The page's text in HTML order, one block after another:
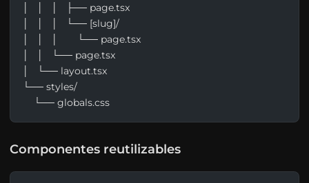
│   │   │   ├── page.tsx
│   │   │   └── [slug]/
│   │   │       └── page.tsx
│   │   └── page.tsx
│   └── layout.tsx
└── styles/
    └── globals.css
Componentes reutilizables